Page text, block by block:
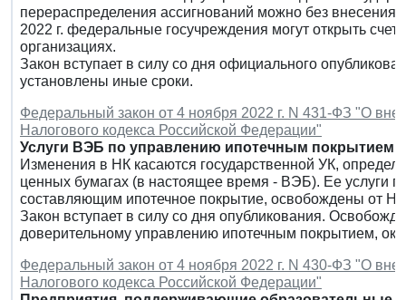
перераспределения ассигнований можно без
2022 г. федеральные госучреждения могут открыть
организациях.
Закон вступает в силу со дня официального
установлены иные сроки.
Федеральный закон от 4 ноября 2022 г. N 431-ФЗ "О
Налогового кодекса Российской Федерации"
Услуги ВЭБ по управлению ипотечным покрытием
Изменения в НК касаются государственной УК,
ценных бумагах (в настоящее время - ВЭБ). Ее услуги
составляющим ипотечное покрытие, освобождены от
Закон вступает в силу со дня опубликования.
доверительному управлению ипотечным покрытием,
Федеральный закон от 4 ноября 2022 г. N 430-ФЗ "О
Налогового кодекса Российской Федерации"